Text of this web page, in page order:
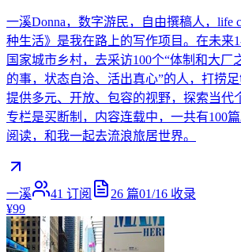
一溪Donna，数字游民，自由撰稿人，life
种生活》是我在路上的写作项目。在未来
国家城市乡村，去采访100个“体制和大厂
的事，状态自洽、活出真心”的人，打捞足
提供多元、开放、包容的视野，探索当代
专栏是买断制，内容连载中，一共有100
阅读，和我一起去流浪旅居世界。
一溪 41 订阅 26 篇01/16 收录
¥99